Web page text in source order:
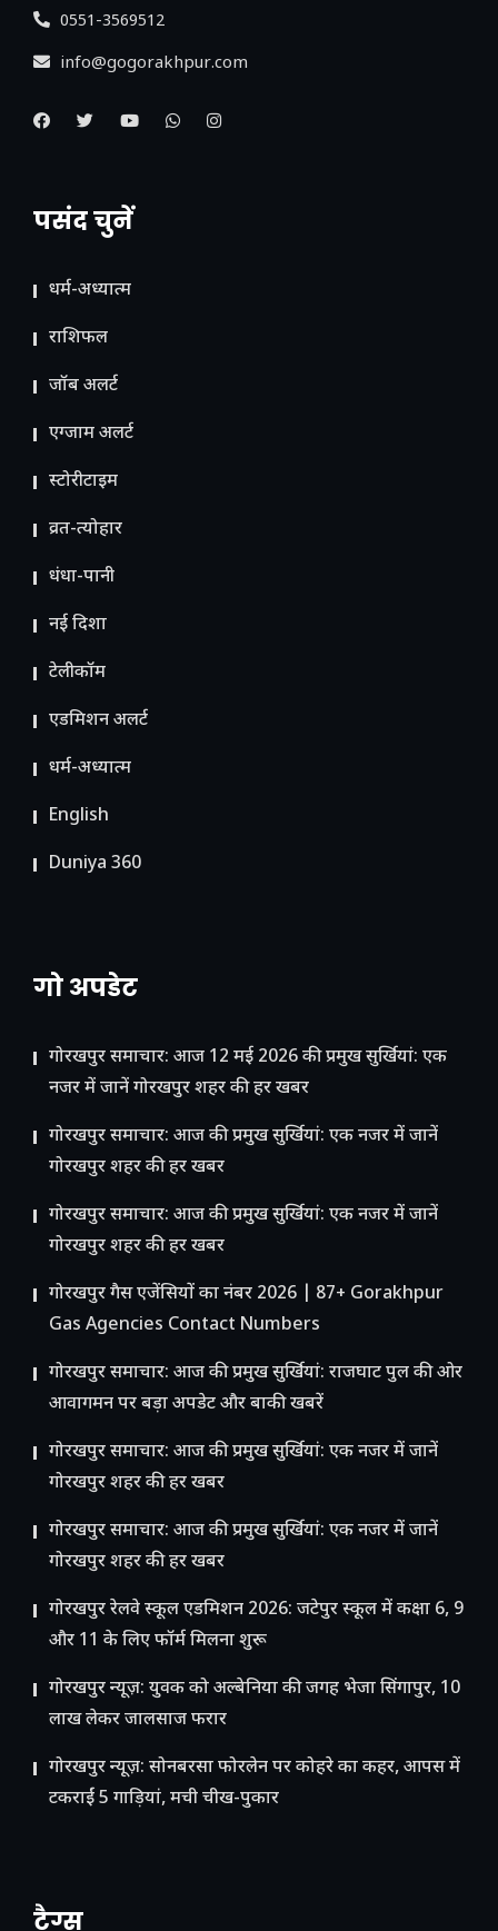
0551-3569512
info@gogorakhpur.com
पसंद चुनें
धर्म-अध्यात्म
राशिफल
जॉब अलर्ट
एग्जाम अलर्ट
स्टोरीटाइम
व्रत-त्योहार
धंधा-पानी
नई दिशा
टेलीकॉम
ए​डमिशन अलर्ट
धर्म-अध्यात्म
English
Duniya 360
गो अपडेट
गोरखपुर समाचार: आज 12 मई 2026 की प्रमुख सुर्खियां: एक
नजर में जानें गोरखपुर शहर की हर खबर
गोरखपुर समाचार: आज की प्रमुख सुर्खियां: एक नजर में जानें
गोरखपुर शहर की हर खबर
गोरखपुर समाचार: आज की प्रमुख सुर्खियां: एक नजर में जानें
गोरखपुर शहर की हर खबर
गोरखपुर गैस एजेंसियों का नंबर 2026 | 87+ Gorakhpur
Gas Agencies Contact Numbers
गोरखपुर समाचार: आज की प्रमुख सुर्खियां: राजघाट पुल की ओर
आवागमन पर बड़ा अपडेट और बाकी खबरें
गोरखपुर समाचार: आज की प्रमुख सुर्खियां: एक नजर में जानें
गोरखपुर शहर की हर खबर
गोरखपुर समाचार: आज की प्रमुख सुर्खियां: एक नजर में जानें
गोरखपुर शहर की हर खबर
गोरखपुर रेलवे स्कूल एडमिशन 2026: जटेपुर स्कूल में कक्षा 6, 9
और 11 के लिए फॉर्म मिलना शुरू
गोरखपुर न्यूज़: युवक को अल्बेनिया की जगह भेजा सिंगापुर, 10
लाख लेकर जालसाज फरार
गोरखपुर न्यूज़: सोनबरसा फोरलेन पर कोहरे का कहर, आपस में
टकराईं 5 गाड़ियां, मची चीख-पुकार
टैग्स